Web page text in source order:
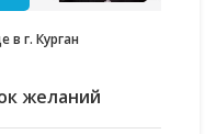
в г. Курган
желаний